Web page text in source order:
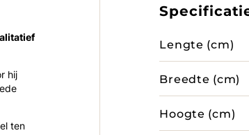
hij
ten
Lengte (cm)
Breedte (cm)
Hoogte (cm)